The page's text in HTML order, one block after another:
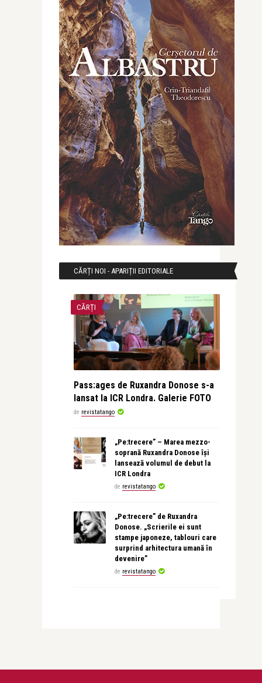
CĂRȚI NOI - APARIȚII EDITORIALE
CĂRȚI
Pass:ages de Ruxandra Donose s-a
lansat la ICR Londra. Galerie FOTO
de revistatango
„Pe:trecere” – Marea mezzo-
soprană Ruxandra Donose își
lansează volumul de debut la
ICR Londra
de revistatango
„Pe:trecere” de Ruxandra
Donose. „Scrierile ei sunt
stampe japoneze, tablouri care
surprind arhitectura umană în
devenire”
de revistatango